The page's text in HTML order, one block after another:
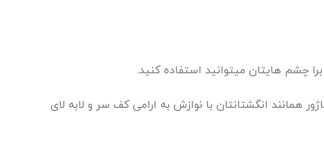
چشم هایتان میتوانید استفاده کنید.
همانند انگشتانتان با نوازش به ارامی کف سر و لابه لای